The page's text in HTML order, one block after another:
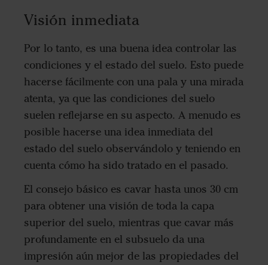
Visión inmediata
Por lo tanto, es una buena idea controlar las
condiciones y el estado del suelo. Esto puede
hacerse fácilmente con una pala y una mirada
atenta, ya que las condiciones del suelo
suelen reflejarse en su aspecto. A menudo es
posible hacerse una idea inmediata del
estado del suelo observándolo y teniendo en
cuenta cómo ha sido tratado en el pasado.
El consejo básico es cavar hasta unos 30 cm
para obtener una visión de toda la capa
superior del suelo, mientras que cavar más
profundamente en el subsuelo da una
impresión aún mejor de las propiedades del